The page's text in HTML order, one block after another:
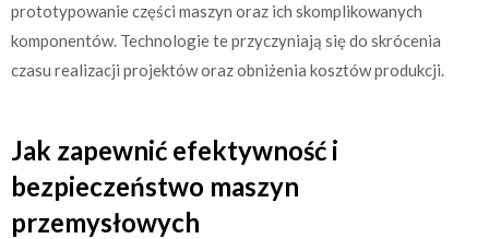
prototypowanie części maszyn oraz ich skomplikowanych
komponentów. Technologie te przyczyniają się do skrócenia
czasu realizacji projektów oraz obniżenia kosztów produkcji.
Jak zapewnić efektywność i
bezpieczeństwo maszyn
przemysłowych